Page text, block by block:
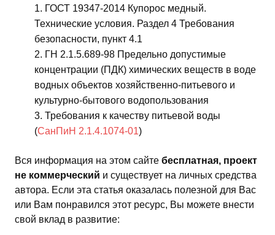
ГОСТ 19347-2014 Купорос медный.
Технические условия. Раздел 4 Требования
безопасности, пункт 4.1
ГН 2.1.5.689-98 Предельно допустимые
концентрации (ПДК) химических веществ в воде
водных объектов хозяйственно-питьевого и
культурно-бытового водопользования
Требования к качеству питьевой воды
(СанПиН 2.1.4.1074-01)
Вся информация на этом сайте бесплатная, проект
не коммерческий и существует на личных средства
автора. Если эта статья оказалась полезной для Вас
или Вам понравился этот ресурс, Вы можете внести
свой вклад в развитие: